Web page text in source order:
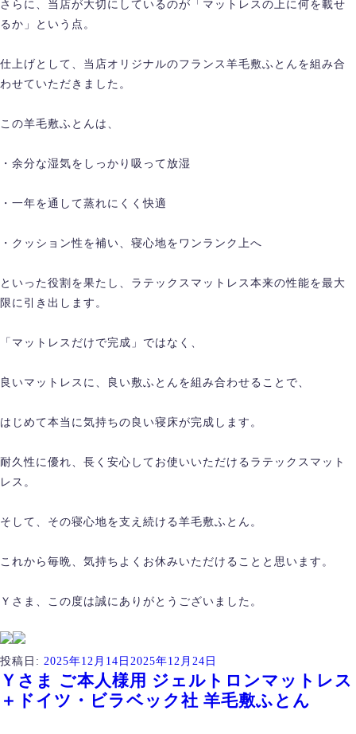
さらに、当店が大切にしているのが「マットレスの上に何を載せ
るか」という点。
仕上げとして、当店オリジナルのフランス羊毛敷ふとんを組み合
わせていただきました。
この羊毛敷ふとんは、
・余分な湿気をしっかり吸って放湿
・一年を通して蒸れにくく快適
・クッション性を補い、寝心地をワンランク上へ
といった役割を果たし、ラテックスマットレス本来の性能を最大
限に引き出します。
「マットレスだけで完成」ではなく、
良いマットレスに、良い敷ふとんを組み合わせることで、
はじめて本当に気持ちの良い寝床が完成します。
耐久性に優れ、長く安心してお使いいただけるラテックスマット
レス。
そして、その寝心地を支え続ける羊毛敷ふとん。
これから毎晩、気持ちよくお休みいただけることと思います。
Ｙさま、この度は誠にありがとうございました。
投稿日: 2025年12月14日 2025年12月24日
Ｙさま ご本人様用 ジェルトロンマットレス
＋ドイツ・ビラベック社 羊毛敷ふとん